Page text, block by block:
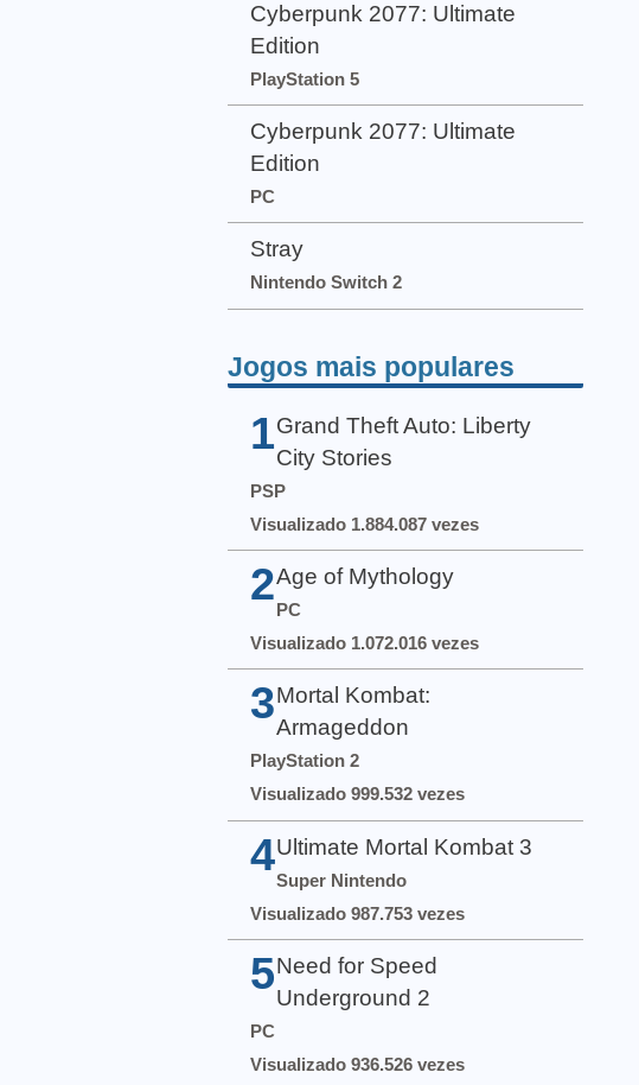
Cyberpunk 2077: Ultimate
Edition
PlayStation 5
Cyberpunk 2077: Ultimate
Edition
PC
Stray
Nintendo Switch 2
Jogos mais populares
1 Grand Theft Auto: Liberty
City Stories
PSP
Visualizado 1.884.087 vezes
2Age of Mythology
PC
Visualizado 1.072.016 vezes
3 Mortal Kombat:
Armageddon
PlayStation 2
Visualizado 999.532 vezes
4 Ultimate Mortal Kombat 3
Super Nintendo
Visualizado 987.753 vezes
5 Need for Speed
Underground 2
PC
Visualizado 936.526 vezes